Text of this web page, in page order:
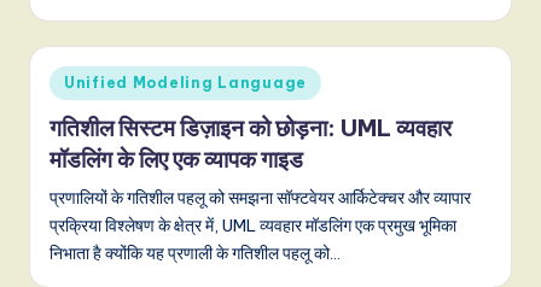
Posted
in
Unified Modeling Language
गतिशील सिस्टम डिज़ाइन को छोड़ना: UML व्यवहार
मॉडलिंग के लिए एक व्यापक गाइड
प्रणालियों के गतिशील पहलू को समझना सॉफ्टवेयर आर्किटेक्चर और व्यापार
प्रक्रिया विश्लेषण के क्षेत्र में, UML व्यवहार मॉडलिंग एक प्रमुख भूमिका
निभाता है क्योंकि यह प्रणाली के गतिशील पहलू को…